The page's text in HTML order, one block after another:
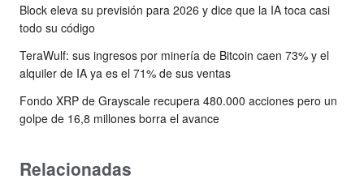
Block eleva su previsión para 2026 y dice que la IA toca casi
todo su código
TeraWulf: sus ingresos por minería de Bitcoin caen 73% y el
alquiler de IA ya es el 71% de sus ventas
Fondo XRP de Grayscale recupera 480.000 acciones pero un
golpe de 16,8 millones borra el avance
Relacionadas